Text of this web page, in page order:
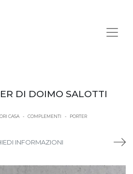
DI DOIMO SALOTTI
CASA - COMPLEMENTI - PORTER
INFORMAZIONI